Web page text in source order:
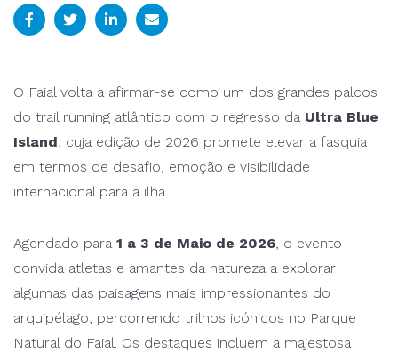
O Faial volta a afirmar-se como um dos grandes palcos
do trail running atlântico com o regresso da Ultra Blue
Island, cuja edição de 2026 promete elevar a fasquia
em termos de desafio, emoção e visibilidade
internacional para a ilha.
Agendado para 1 a 3 de Maio de 2026, o evento
convida atletas e amantes da natureza a explorar
algumas das paisagens mais impressionantes do
arquipélago, percorrendo trilhos icónicos no Parque
Natural do Faial. Os destaques incluem a majestosa